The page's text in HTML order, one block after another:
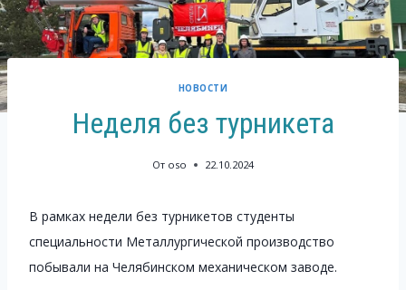
НОВОСТИ
Неделя без турникета
От oso 22.10.2024
В рамках недели без турникетов студенты
специальности Металлургической производство
побывали на Челябинском механическом заводе.